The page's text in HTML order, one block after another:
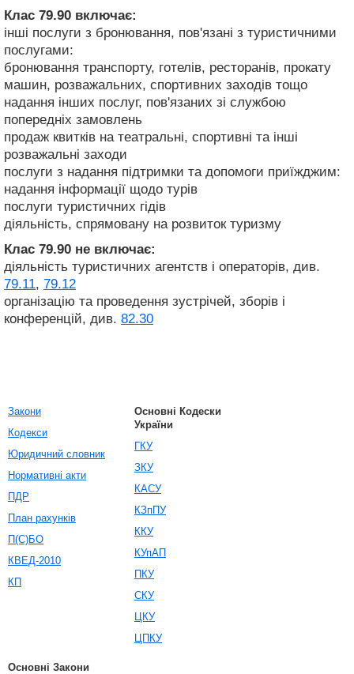
Клас 79.90 включає:
інші послуги з бронювання, пов'язані з туристичними
послугами:
бронювання транспорту, готелів, ресторанів, прокату
машин, розважальних, спортивних заходів тощо
надання інших послуг, пов'язаних зі службою
попередніх замовлень
продаж квитків на театральні, спортивні та інші
розважальні заходи
послуги з надання підтримки та допомоги приїжджим:
надання інформації щодо турів
послуги туристичних гідів
діяльність, спрямовану на розвиток туризму
Клас 79.90 не включає:
діяльність туристичних агентств і операторів, див.
79.11, 79.12
організацію та проведення зустрічей, зборів і
конференцій, див. 82.30
Закони
Кодекси
Юридичний словник
Нормативні акти
ПДР
План рахунків
П(С)БО
КВЕД-2010
КП
Основні Кодески
України
ГКУ
ЗКУ
КАСУ
КЗпПУ
ККУ
КУпАП
ПКУ
СКУ
ЦКУ
ЦПКУ
Основні Закони